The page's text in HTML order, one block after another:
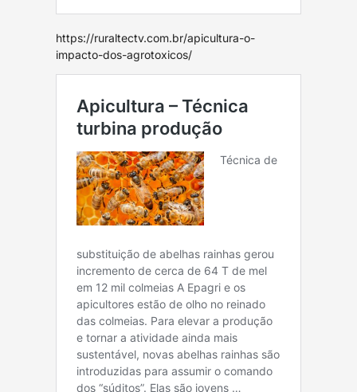
https://ruraltectv.com.br/apicultura-o-
impacto-dos-agrotoxicos/